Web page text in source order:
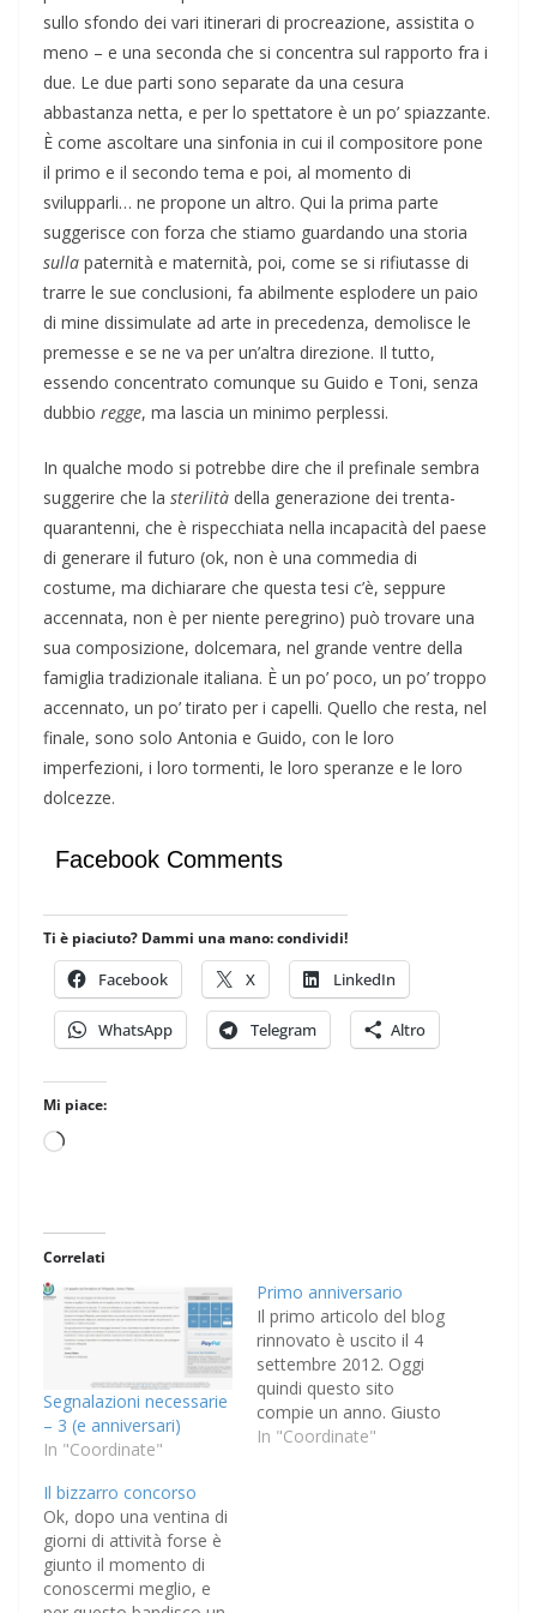
sullo sfondo dei vari itinerari di procreazione, assistita o
meno – e una seconda che si concentra sul rapporto fra i
due. Le due parti sono separate da una cesura
abbastanza netta, e per lo spettatore è un po’ spiazzante.
È come ascoltare una sinfonia in cui il compositore pone
il primo e il secondo tema e poi, al momento di
svilupparli… ne propone un altro. Qui la prima parte
suggerisce con forza che stiamo guardando una storia
sulla paternità e maternità, poi, come se si rifiutasse di
trarre le sue conclusioni, fa abilmente esplodere un paio
di mine dissimulate ad arte in precedenza, demolisce le
premesse e se ne va per un’altra direzione. Il tutto,
essendo concentrato comunque su Guido e Toni, senza
dubbio regge, ma lascia un minimo perplessi.
In qualche modo si potrebbe dire che il prefinale sembra
suggerire che la sterilità della generazione dei trenta-
quarantenni, che è rispecchiata nella incapacità del paese
di generare il futuro (ok, non è una commedia di
costume, ma dichiarare che questa tesi c’è, seppure
accennata, non è per niente peregrino) può trovare una
sua composizione, dolcemara, nel grande ventre della
famiglia tradizionale italiana. È un po’ poco, un po’ troppo
accennato, un po’ tirato per i capelli. Quello che resta, nel
finale, sono solo Antonia e Guido, con le loro
imperfezioni, i loro tormenti, le loro speranze e le loro
dolcezze.
Facebook Comments
Ti è piaciuto? Dammi una mano: condividi!
Facebook X LinkedIn
WhatsApp Telegram Altro
Mi piace:
Caricamento
Correlati
Segnalazioni necessarie
– 3 (e anniversari)
In "Coordinate"
Primo anniversario
Il primo articolo del blog
rinnovato è uscito il 4
settembre 2012. Oggi
quindi questo sito
compie un anno. Giusto
per informazione, in
In "Coordinate"
Il bizzarro concorso
Ok, dopo una ventina di
giorni di attività forse è
giunto il momento di
conoscermi meglio, e